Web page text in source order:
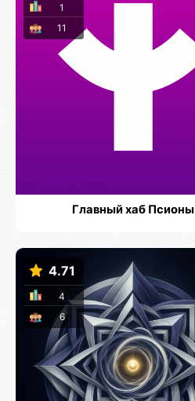
11
1
Главный хаб Псионы
4.71
6
4